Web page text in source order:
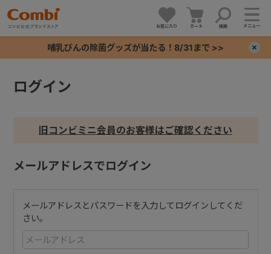
お気に入り カート 検索 メニュー
哺乳びんの除菌グッズが当たる！8/31まで >>
ログイン
旧コンビミニ会員のお客様はご確認ください
メールアドレスでログイン
メールアドレスとパスワードを入力してログインしてくだ
さい。